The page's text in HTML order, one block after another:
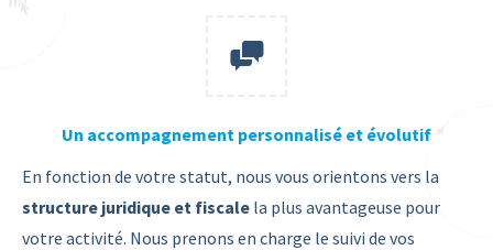
Un accompagnement personnalisé et évolutif
En fonction de votre statut, nous vous orientons vers la
structure juridique et fiscale la plus avantageuse pour
votre activité. Nous prenons en charge le suivi de vos